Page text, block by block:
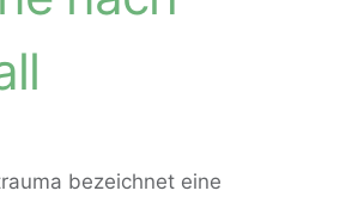
bezeichnet eine